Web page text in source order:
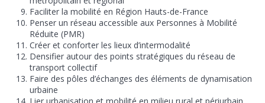
Faciliter la mobilité en Région Hauts-de-France
Penser un réseau accessible aux Personnes à Mobilité
Réduite (PMR)
Créer et conforter les lieux d’intermodalité
Densifier autour des points stratégiques du réseau de
transport collectif
Faire des pôles d’échanges des éléments de dynamisation
urbaine